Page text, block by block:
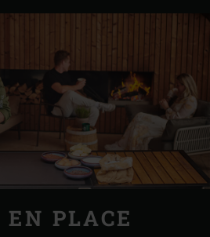
PLACE